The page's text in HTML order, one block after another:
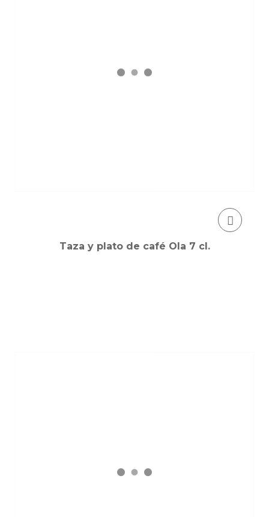
Taza y plato de café Ola 7 cl.